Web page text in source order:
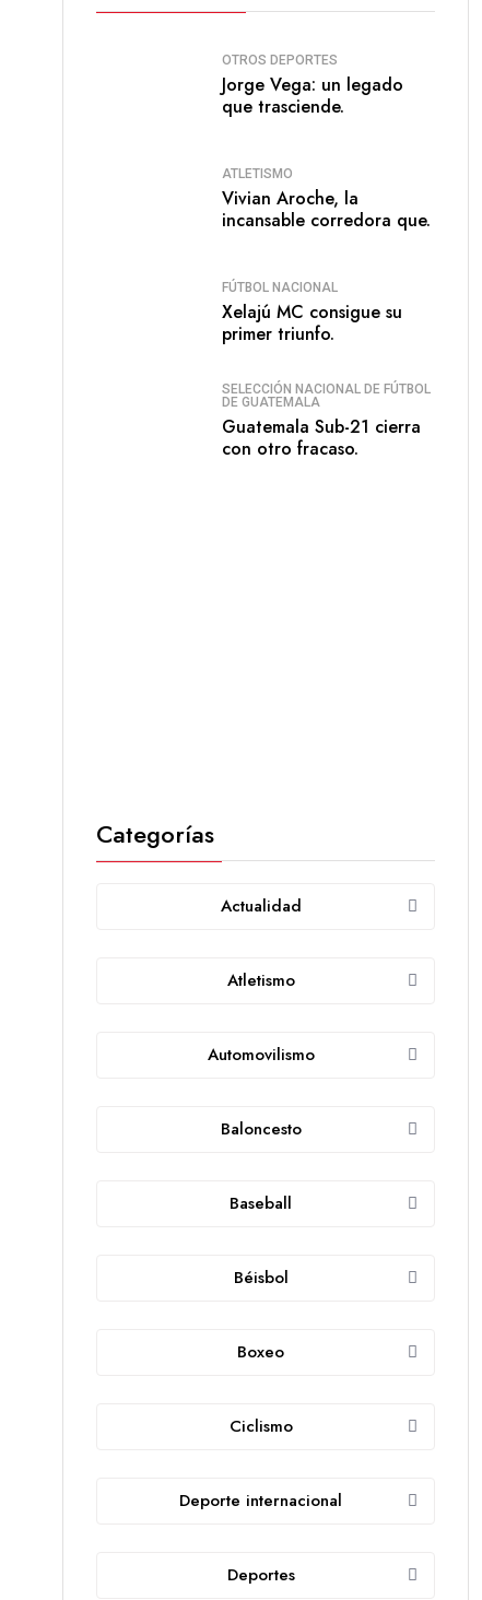
OTROS DEPORTES
Jorge Vega: un legado
que trasciende.
ATLETISMO
Vivian Aroche, la
incansable corredora que.
FÚTBOL NACIONAL
Xelajú MC consigue su
primer triunfo.
SELECCIÓN NACIONAL DE FÚTBOL
DE GUATEMALA
Guatemala Sub-21 cierra
con otro fracaso.
Categorías
Actualidad
Atletismo
Automovilismo
Baloncesto
Baseball
Béisbol
Boxeo
Ciclismo
Deporte internacional
Deportes